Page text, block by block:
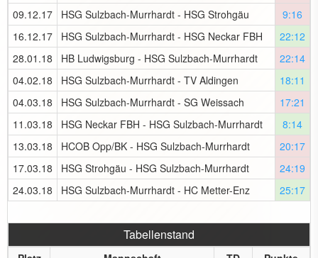
09.12.17
HSG Sulzbach-Murrhardt - HSG Strohgäu
9:16
16.12.17
HSG Sulzbach-Murrhardt - HSG Neckar FBH
22:12
28.01.18
HB Ludwigsburg - HSG Sulzbach-Murrhardt
22:14
04.02.18
HSG Sulzbach-Murrhardt - TV Aldingen
18:11
04.03.18
HSG Sulzbach-Murrhardt - SG Weissach
17:21
11.03.18
HSG Neckar FBH - HSG Sulzbach-Murrhardt
8:14
13.03.18
HCOB Opp/BK - HSG Sulzbach-Murrhardt
20:17
17.03.18
HSG Strohgäu - HSG Sulzbach-Murrhardt
24:19
24.03.18
HSG Sulzbach-Murrhardt - HC Metter-Enz 25:17
Tabellenstand